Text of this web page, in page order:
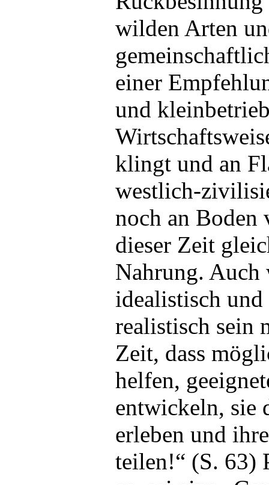
wilden Arten
einer
und
klingt und an
westlich-
noch an
dieser Zeit
Nahrung. Auch
idealistisch
realistisch sein
Zeit, dass
helfen,
entwickeln, sie
erleben und
teilen!“ (S. 63)